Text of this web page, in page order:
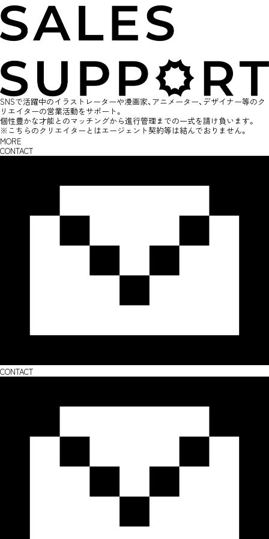
SNSで活躍中のイラストレーターや漫画家、アニメーター、デザイナー等のク
リエイターの営業活動をサポート。
個性豊かな才能とのマッチングから進行管理までの一式を請け負います。
※こちらのクリエイターとはエージェント契約等は結んでおりません。
MORE
CONTACT
CONTACT